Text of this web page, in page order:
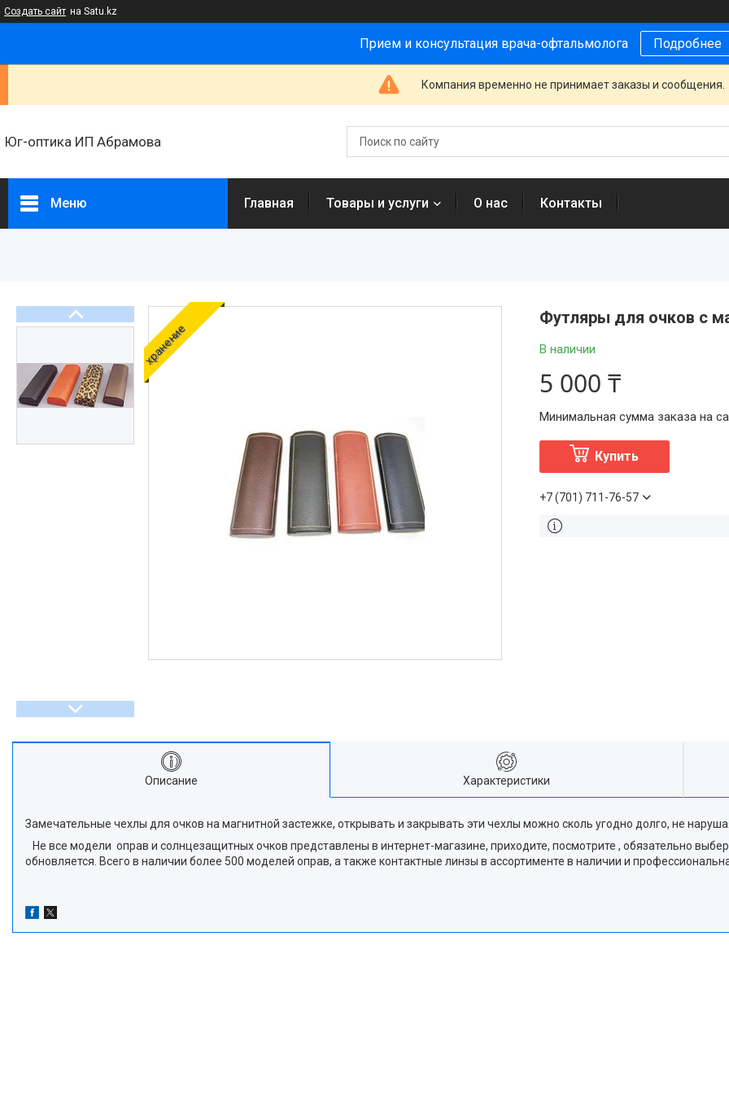
Создать сайт на Satu.kz
Прием и консультация врача-офтальмолога Подробнее
Компания временно не принимает заказы и сообщения.
Юг-оптика ИП Абрамова
Меню
О нас
Главная Товары и услуги О нас Контакты
хранение
Футляры для очков с
В наличии
5 000 ₸
Минимальная сумма заказа на
Купить
+7 (701) 711-76-57
Описание Характеристики
Замечательные чехлы для очков на магнитной застежке, открывать и закрывать эти чехлы можно сколь угодно долго, не
Не все модели оправ и солнцезащитных очков представлены в интернет-магазине, приходите, посмотрите , обязательно
обновляется. Всего в наличии более 500 моделей оправ, а также контактные линзы в ассортименте в наличии и